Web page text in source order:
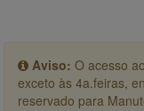
Aviso: O acesso
exceto às 4a.feiras,
reservado para